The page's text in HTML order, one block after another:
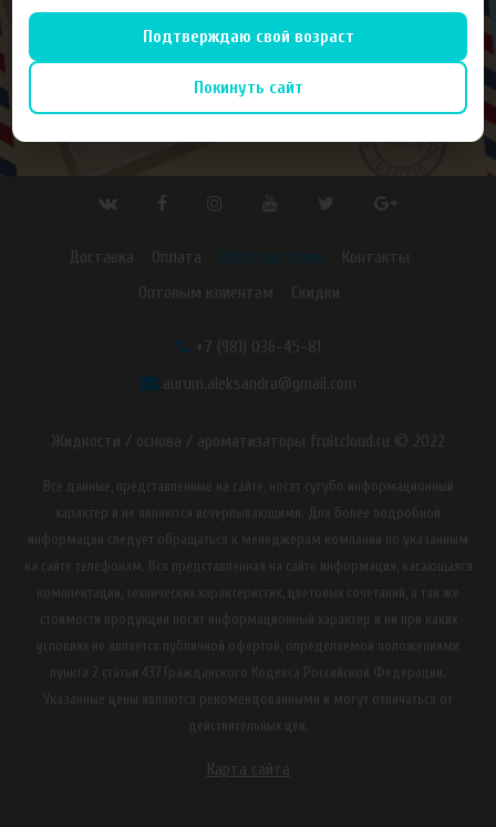
Подписаться
Доставка Оплата Обратная связь
Контакты
Оптовым клиентам
Скидки
+7 (981) 036-45-81
aurum.aleksandra@gmail.com
Жидкости / основа / ароматизаторы fruitcloud.ru © 2022
Все данные, представленные на сайте, носят сугубо информационный
характер и не являются исчерпывающими. Для более подробной
информации следует обращаться к менеджерам компании по указанным
на сайте телефонам. Вся представленная на сайте информация, касающаяся
комплектации, технических характеристик, цветовых сочетаний, а так же
стоимости продукции носит информационный характер и ни при каких
условиях не является публичной офертой, определяемой положениями
пункта 2 статьи 437 Гражданского Кодекса Российской Федерации.
Указанные цены являются рекомендованными и могут отличаться от
действительных цен.
Карта сайта
Подтверждаю свой возраст
Покинуть сайт